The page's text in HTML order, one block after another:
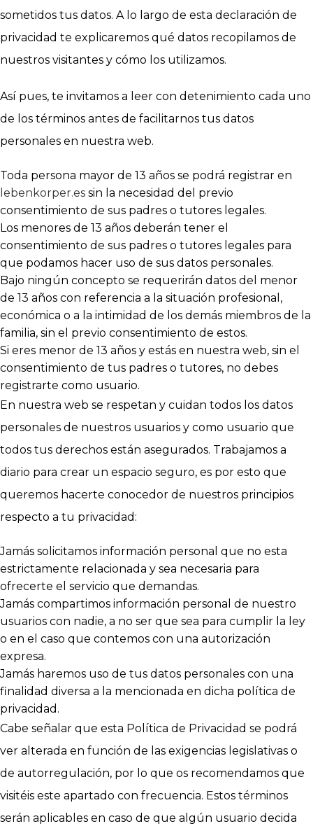
sometidos tus datos. A lo largo de esta declaración de
privacidad te explicaremos qué datos recopilamos de
nuestros visitantes y cómo los utilizamos.
Así pues, te invitamos a leer con detenimiento cada uno
de los términos antes de facilitarnos tus datos
personales en nuestra web.
Toda persona mayor de 13 años se podrá registrar en
lebenkorper.es sin la necesidad del previo
consentimiento de sus padres o tutores legales.
Los menores de 13 años deberán tener el
consentimiento de sus padres o tutores legales para
que podamos hacer uso de sus datos personales.
Bajo ningún concepto se requerirán datos del menor
de 13 años con referencia a la situación profesional,
económica o a la intimidad de los demás miembros de la
familia, sin el previo consentimiento de estos.
Si eres menor de 13 años y estás en nuestra web, sin el
consentimiento de tus padres o tutores, no debes
registrarte como usuario.
En nuestra web se respetan y cuidan todos los datos
personales de nuestros usuarios y como usuario que
todos tus derechos están asegurados. Trabajamos a
diario para crear un espacio seguro, es por esto que
queremos hacerte conocedor de nuestros principios
respecto a tu privacidad:
Jamás solicitamos información personal que no esta
estrictamente relacionada y sea necesaria para
ofrecerte el servicio que demandas.
Jamás compartimos información personal de nuestro
usuarios con nadie, a no ser que sea para cumplir la ley
o en el caso que contemos con una autorización
expresa.
Jamás haremos uso de tus datos personales con una
finalidad diversa a la mencionada en dicha política de
privacidad.
Cabe señalar que esta Política de Privacidad se podrá
ver alterada en función de las exigencias legislativas o
de autorregulación, por lo que os recomendamos que
visitéis este apartado con frecuencia. Estos términos
serán aplicables en caso de que algún usuario decida